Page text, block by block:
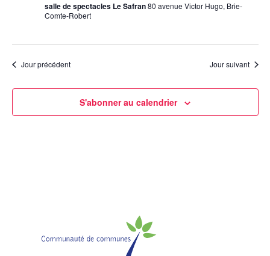
salle de spectacles Le Safran80 avenue Victor Hugo, Brie-
Comte-Robert
Jour précédent Jour suivant
S'abonner au calendrier